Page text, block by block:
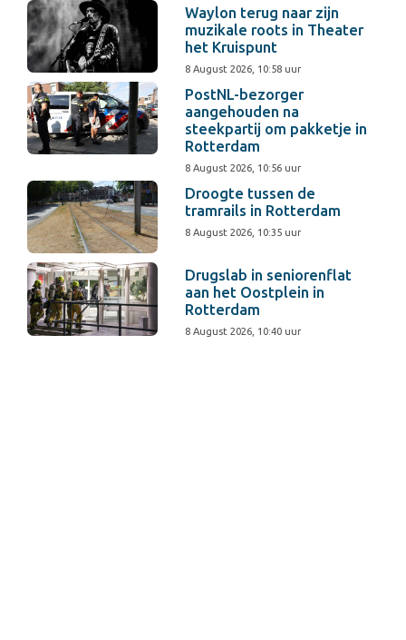
Waylon terug naar zijn
muzikale roots in Theater
het Kruispunt
8 August 2026, 10:58 uur
PostNL-bezorger
aangehouden na
steekpartij om pakketje in
Rotterdam
8 August 2026, 10:56 uur
Droogte tussen de
tramrails in Rotterdam
8 August 2026, 10:35 uur
Drugslab in seniorenflat
aan het Oostplein in
Rotterdam
8 August 2026, 10:40 uur